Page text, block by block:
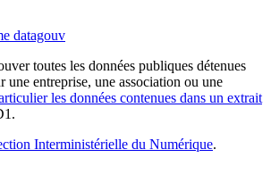
datagouv
toutes les données publiques détenues
une entreprise, une association ou une
les données contenues dans un extrait
Interministérielle du Numérique.